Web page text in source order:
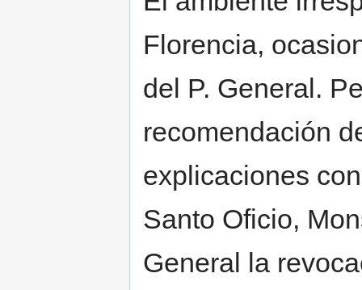
Florencia,
del P. General.
recomendación
explicaciones
Santo Oficio,
General la